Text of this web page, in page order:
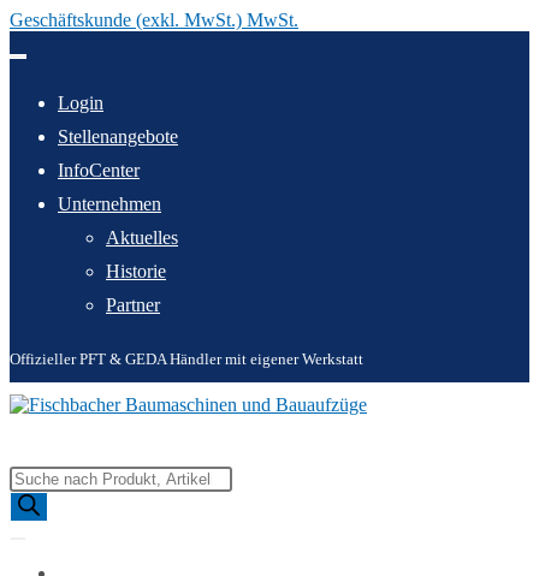
Geschäftskunde (exkl. MwSt.) MwSt.
Inhalt
Login
Stellenangebote
InfoCenter
Unternehmen
Aktuelles
Historie
Partner
Offizieller PFT & GEDA Händler mit eigener Werkstatt
Products
search